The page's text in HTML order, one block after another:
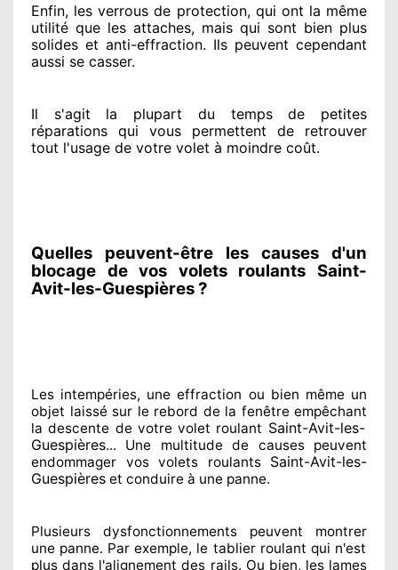
Enfin, les verrous de protection, qui ont la même
utilité que les attaches, mais qui sont bien plus
solides et anti-effraction. Ils peuvent cependant
aussi se casser.
Il s'agit la plupart du tempsde petites
réparations qui vous permettent de retrouver
tout l'usage de votre volet à moindre coût.
Quelles peuvent-être les causes d'un
blocage de vos volets roulants Saint-
Avit-les-Guespières ?
Les intempéries, une effraction ou bien même un
objet laissésur le rebord de la fenêtre empêchant
la descente de votre volet roulant Saint-Avit-les-
Guespières... Une multitude de causes peuvent
endommager vos volets roulants Saint-Avit-les-
Guespières et conduire à une panne.
Plusieurs dysfonctionnements peuvent montrer
une panne. Par exemple, le tablier roulant qui n'est
plus dans l'alignement des rails. Ou bien, les lames